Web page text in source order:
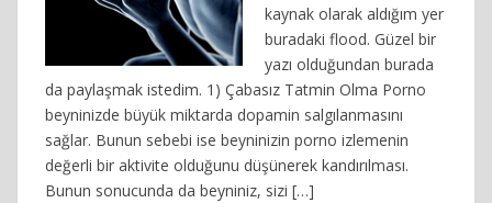
kaynak olarak aldığım yer
buradaki flood. Güzel bir
yazı olduğundan burada
da paylaşmak istedim. 1) Çabasız Tatmin Olma Porno
beyninizde büyük miktarda dopamin salgılanmasını
sağlar. Bunun sebebi ise beyninizin porno izlemenin
değerli bir aktivite olduğunu düşünerek kandırılması.
Bunun sonucunda da beyniniz, sizi […]